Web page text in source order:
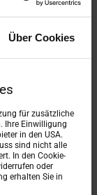
Über Cookies
für zusätzliche
Ihre Einwilligung
in den USA.
sind nicht alle
In den Cookie-
oder
erhalten Sie in